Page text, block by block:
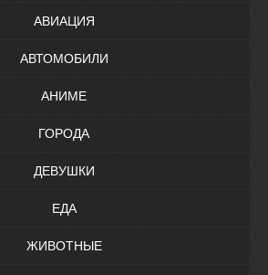
АВИАЦИЯ
АВТОМОБИЛИ
АНИМЕ
ГОРОДА
ДЕВУШКИ
ЕДА
ЖИВОТНЫЕ